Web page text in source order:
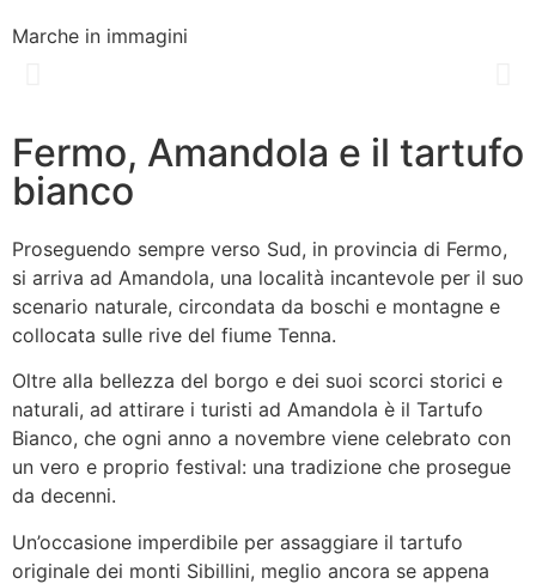
Marche in immagini
Fermo, Amandola e il tartufo
bianco
Proseguendo sempre verso Sud, in provincia di Fermo,
si arriva ad Amandola, una località incantevole per il suo
scenario naturale, circondata da boschi e montagne e
collocata sulle rive del fiume Tenna.
Oltre alla bellezza del borgo e dei suoi scorci storici e
naturali, ad attirare i turisti ad Amandola è il Tartufo
Bianco, che ogni anno a novembre viene celebrato con
un vero e proprio festival: una tradizione che prosegue
da decenni.
Un’occasione imperdibile per assaggiare il tartufo
originale dei monti Sibillini, meglio ancora se appena